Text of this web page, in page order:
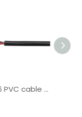
UL2586 PVC cable para sa solar system